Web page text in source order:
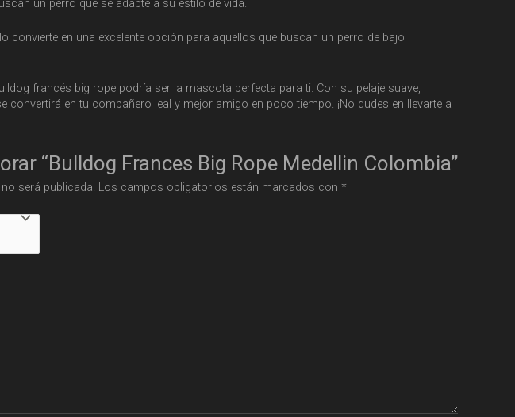
un perro que se adapte a su estilo de vida.
en una excelente opción para aquellos que buscan un perro de bajo
francés big rope podría ser la mascota perfecta para ti. Con su pelaje suave,
en tu compañero leal y mejor amigo en poco tiempo. ¡No dudes en llevarte a
“Bulldog Frances Big Rope Medellin Colombia”
será publicada. Los campos obligatorios están marcados con *